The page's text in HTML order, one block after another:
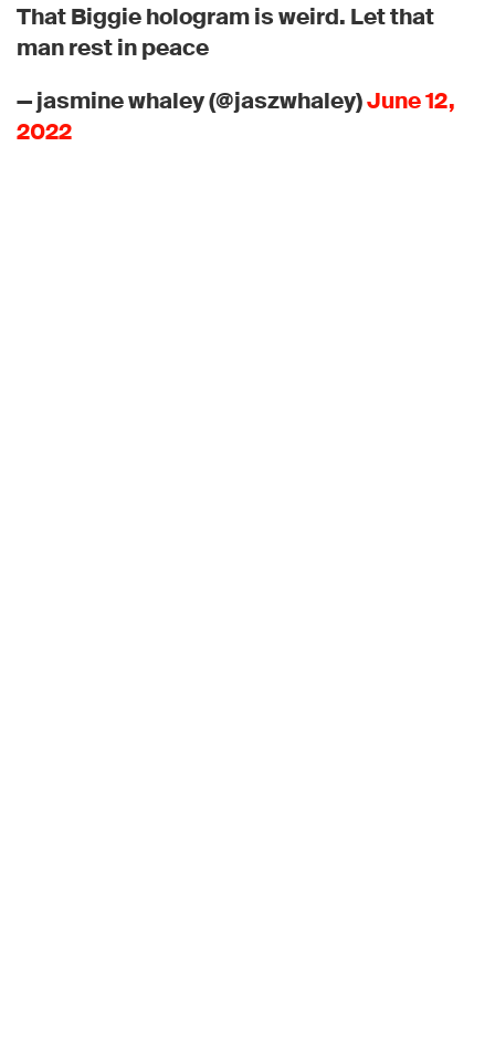
That Biggie hologram is weird. Let that
man rest in peace
— jasmine whaley (@jaszwhaley)June 12,
2022